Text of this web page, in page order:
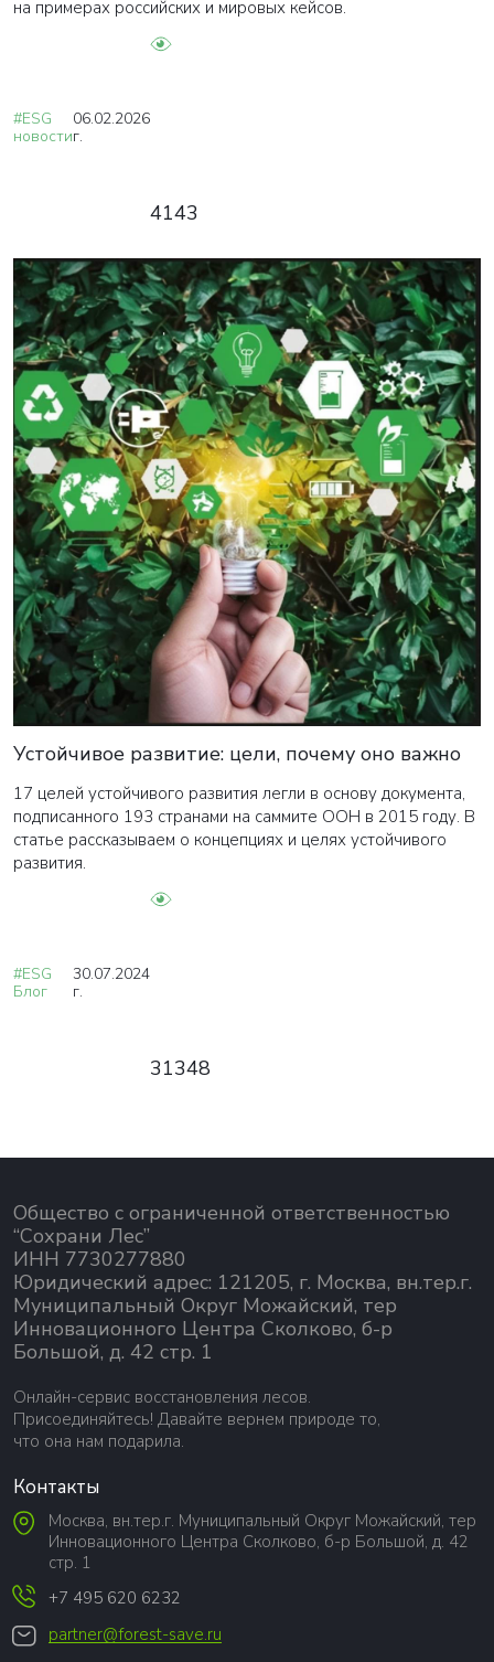
на примерах российских и мировых кейсов.
#ESG
новости
06.02.2026
г.
4143
Устойчивое развитие: цели, почему оно важно
17 целей устойчивого развития легли в основу документа,
подписанного 193 странами на саммите ООН в 2015 году. В
статье рассказываем о концепциях и целях устойчивого
развития.
#ESG
Блог
30.07.2024
г.
31348
Общество с ограниченной ответственностью
“Сохрани Лес”
ИНН 7730277880
Юридический адрес: 121205, г. Москва, вн.тер.г.
Муниципальный Округ Можайский, тер
Инновационного Центра Сколково, б-р
Большой, д. 42 стр. 1
Онлайн-сервис восстановления лесов.
Присоединяйтесь! Давайте вернем природе то,
что она нам подарила.
Контакты
Москва, вн.тер.г. Муниципальный Округ Можайский, тер
Инновационного Центра Сколково, б-р Большой, д. 42
стр. 1
+7 495 620 6232
partner@forest-save.ru